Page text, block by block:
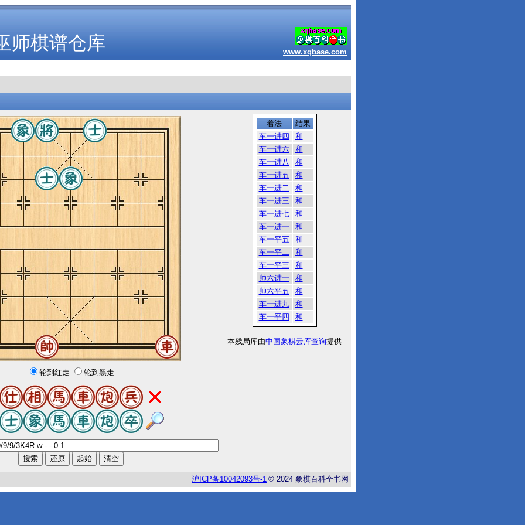
师棋谱仓库 www.xqbase.com
轮到红走 轮到黑走
着法
结果
车一进四
和
车一进六
和
车一进八
和
车一进五
和
车一进二
和
车一进三
和
车一进七
和
车一进一
和
车一平五
和
车一平二
和
车一平三
和
帅六进一
和
帅六平五
和
车一进九
和
车一平四
和
本残局库由中国象棋云库查询提供
沪 ICP备10042093号-1 © 2024 象棋百科全书网